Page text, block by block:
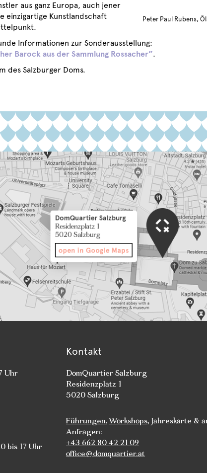
Peter Paul Rubens,
aus ganz Europa, auch jener
einzigartige Kunstlandschaft
Informationen zur Sonderausstellung:
Barock aus der Sammlung Rossacher”.
des Salzburger Doms.
Kontakt
DomQuartier Salzburg
Residenzplatz 1
5020 Salzburg
Führungen,Workshops, Jahreskarte &
Anfragen:
+43 662 80 42 21 09
office@domquartier.at
Uhr
bis 17 Uhr